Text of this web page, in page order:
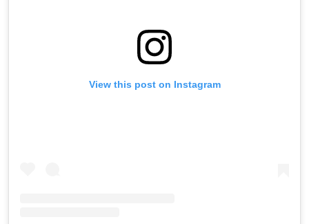
View this post on Instagram